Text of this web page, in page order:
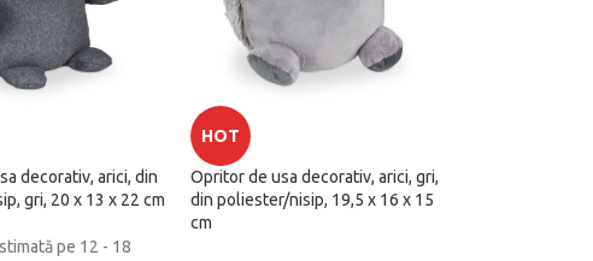
decorativ, arici, din
gri, 20 x 13 x 22 cm
pe 12 - 18
HOT
Opritor de usa decorativ, arici, gri,
din poliester/nisip, 19,5 x 16 x 15
cm